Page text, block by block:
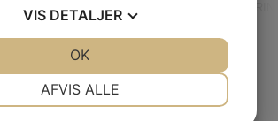
MØRK KORAL)
Vores pris:
VIS DETALJER
AFVIS ALLE
OK